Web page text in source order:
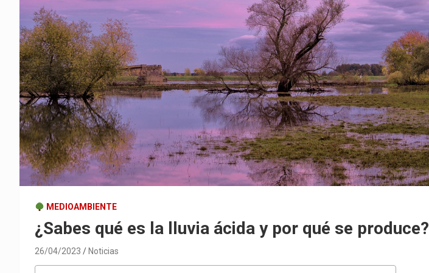
MEDIOAMBIENTE
¿Sabes qué es la lluvia ácida y por qué se produce?
26/04/2023 Noticias